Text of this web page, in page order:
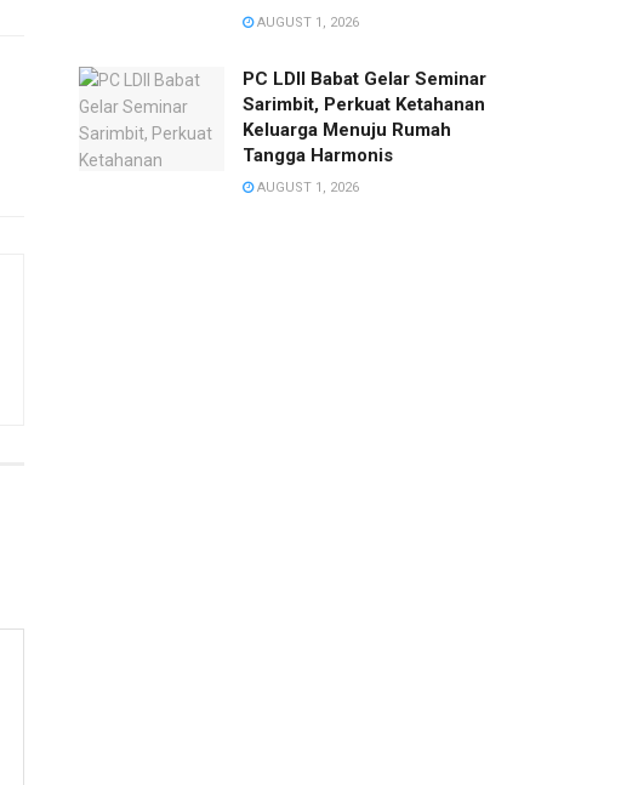
AUGUST 1, 2026
PC LDII Babat Gelar Seminar
Sarimbit, Perkuat Ketahanan
Keluarga Menuju Rumah
Tangga Harmonis
AUGUST 1, 2026